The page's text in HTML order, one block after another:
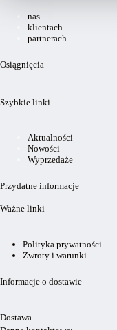
nas
klientach
partnerach
Osiągnięcia
Szybkie linki
Aktualności
Nowości
Wyprzedaże
Przydatne informacje
Ważne linki
Polityka prywatności
Zwroty i warunki
Informacje o dostawie
Dostawa